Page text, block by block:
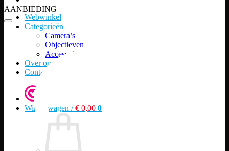
Webwinkel
Categorieën
Camera’s
Objectieven
Accessoires
Over ons
Contact
Winkelwagen /€ 0,00 0
AANBIEDING